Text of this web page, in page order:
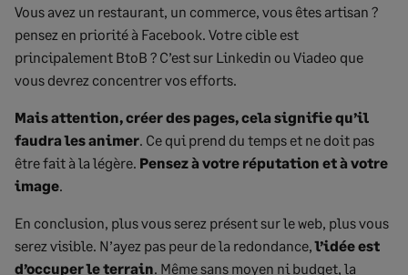
Vous avez un restaurant, un commerce, vous êtes artisan ?
pensez en priorité à Facebook. Votre cible est
principalement BtoB ? C’est sur Linkedin ou Viadeo que
vous devrez concentrer vos efforts.
Mais attention, créer des pages, cela signifie qu’il
faudra les animer. Ce qui prend du temps et ne doit pas
être fait à la légère. Pensez à votre réputation et à votre
image.
En conclusion, plus vous serez présent sur le web, plus vous
serez visible. N’ayez pas peur de la redondance,l’idée est
d’occuper le terrain. Même sans moyen ni budget, la